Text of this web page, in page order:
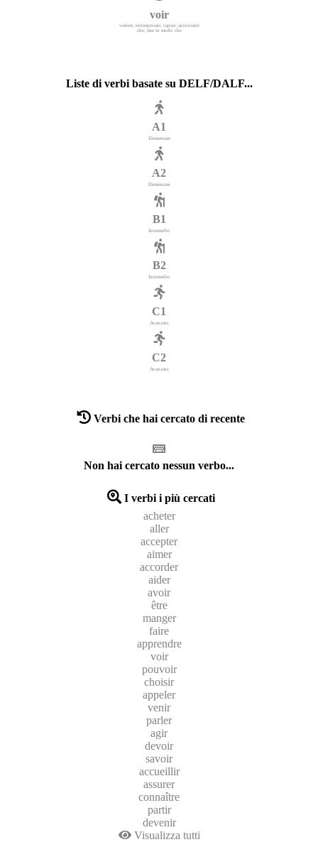
voir
vedere; testimoniare; capire; assicurarsi
che, fare in modo che
Liste di verbi basate su DELF/DALF...
A1
Elementare
A2
Elementare
B1
Intermedio
B2
Intermedio
C1
Avanzato
C2
Avanzato
Verbi che hai cercato di recente
Non hai cercato nessun verbo...
I verbi i più cercati
acheter
aller
accepter
aimer
accorder
aider
avoir
être
manger
faire
apprendre
voir
pouvoir
choisir
appeler
venir
parler
agir
devoir
savoir
accueillir
assurer
connaître
partir
devenir
Visualizza tutti